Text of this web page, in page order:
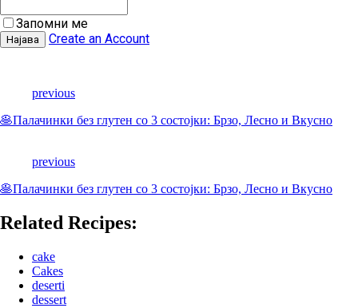
Запомни ме
Create an Account
previous
🥞Палачинки без глутен со 3 состојки: Брзо, Лесно и Вкусно
previous
🥞Палачинки без глутен со 3 состојки: Брзо, Лесно и Вкусно
Related Recipes:
cake
Cakes
deserti
dessert